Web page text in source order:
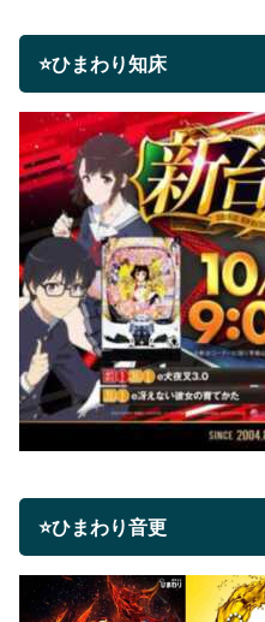
⭐ひまわり知床
⭐ひまわり音更